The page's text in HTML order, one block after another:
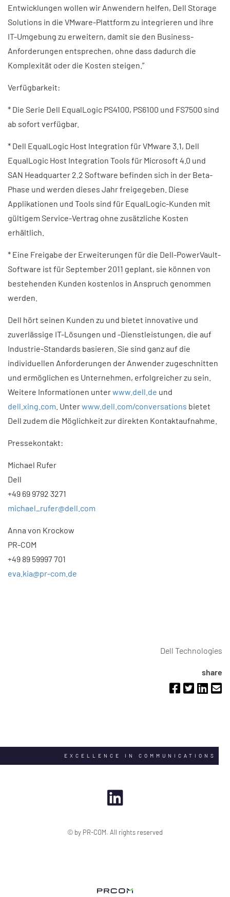
Entwicklungen wollen wir Anwendern helfen, Dell Storage
Solutions in die VMware-Plattform zu integrieren und ihre
IT-Umgebung zu erweitern, damit sie den Business-
Anforderungen entsprechen, ohne dass dadurch die
Komplexität oder die Kosten steigen.”
Verfügbarkeit:
* Die Serie Dell EqualLogic PS4100, PS6100 und FS7500 sind
ab sofort verfügbar.
* Dell EqualLogic Host Integration für VMware 3.1, Dell
EqualLogic Host Integration Tools für Microsoft 4.0 und
SAN Headquarter 2.2 Software befinden sich in der Beta-
Phase und werden dieses Jahr freigegeben. Diese
Applikationen und Tools sind für EqualLogic-Kunden mit
gültigem Service-Vertrag ohne zusätzliche Kosten
erhältlich.
* Eine Freigabe der Erweiterungen für die Dell-PowerVault-
Software ist für September 2011 geplant, sie können von
bestehenden Kunden kostenlos in Anspruch genommen
werden.
Dell hört seinen Kunden zu und bietet innovative und
zuverlässige IT-Lösungen und -Dienstleistungen, die auf
Industrie-Standards basieren. Sie sind ganz auf die
individuellen Anforderungen der Anwender zugeschnitten
und ermöglichen es Unternehmen, erfolgreicher zu sein.
Weitere Informationen unterwww.dell.de und
dell.xing.com . Unterwww.dell.com/conversations bietet
Dell zudem die Möglichkeit zur direkten Kontaktaufnahme.
Pressekontakt:
Michael Rufer
Dell
+49 69 9792 3271
michael_rufer@dell.com
Anna von Krockow
PR-COM
+49 89 59997 701
eva.kia@pr-com.de
Dell Technologies
share
EXCELLENCE IN COMMUNICATIONS
© by PR-COM. All rights reserved